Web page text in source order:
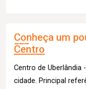
Conheça um
Centro
Centro de Uberlândia
cidade. Principal